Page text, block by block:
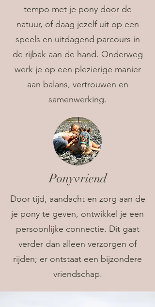
tempo met je pony door de
natuur, of daag jezelf uit op een
speels en uitdagend parcours in
de rijbak aan de hand. Onderweg
werk je op een plezierige manier
aan balans, vertrouwen en
samenwerking.
Ponyvriend
Door tijd, aandacht en zorg aan de
je pony te geven, ontwikkel je een
persoonlijke connectie. Dit gaat
verder dan alleen verzorgen of
rijden; er ontstaat een bijzondere
vriendschap.